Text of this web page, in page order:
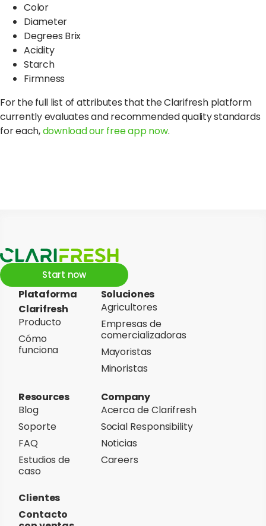
Color
Diameter
Degrees Brix
Acidity
Starch
Firmness
For the full list of attributes that the Clarifresh platform
currently evaluates and recommended quality standards
for each,download our free app now.
Plataforma
Clarifresh
Producto
Cómo
funciona
Soluciones
Agricultores
Empresas de
comercializadoras
Mayoristas
Minoristas
Resources
Blog
Soporte
FAQ
Estudios de
caso
Company
Acerca de Clarifresh
Social Responsibility
Noticias
Careers
Clientes
Contacto
Start now